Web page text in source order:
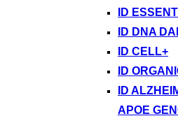
ID
ID DNA
ID CELL+
ID
ID
APOE